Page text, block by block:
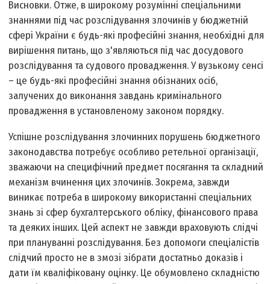
Висновки. Отже, в широкому розумінні спеціальними
знаннями під час розслідування злочинів у бюджетній
сфері України є будь-які професійні знання, необхідні для
вирішення питань, що з'являються під час досудового
розслідування та судового провадження. У вузькому сенсі
– це будь-які професійні знання обізнаних осіб,
залучених до виконання завдань кримінального
провадження в установленому законом порядку.
Успішне розслідування злочинних порушень бюджетного
законодавства потребує особливо ретельної організації,
зважаючи на специфічний предмет посягання та складний
механізм вчинення цих злочинів. Зокрема, завжди
виникає потреба в широкому використанні спеціальних
знань зі сфер бухгалтерського обліку, фінансового права
та деяких інших. Цей аспект не завжди враховують слідчі
при плануванні розслідування. Без допомоги спеціалістів
слідчий просто не в змозі зібрати достатньо доказів і
дати їм кваліфіковану оцінку. Це обумовлено складністю